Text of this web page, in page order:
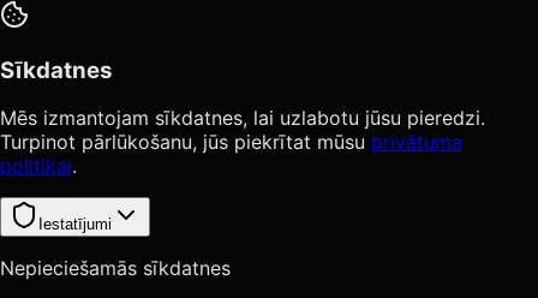
Sīkdatnes
Mēs izmantojam sīkdatnes, lai uzlabotu jūsu pieredzi.
Turpinot pārlūkošanu, jūs piekrītat mūsu privātuma
politikai.
Iestatījumi
Nepieciešamās sīkdatnes